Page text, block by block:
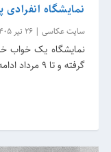
نمایشگاه انفرادی
سایت عکاسی |26 تیر 1405
نمایشگاه یک خواب
گرفته و تا 9 مرداد ادامه دارد.